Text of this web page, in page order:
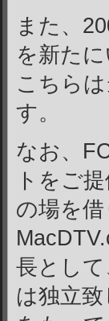
また、
を新たに
こちら
す。
なお、
トをご
の場を
長とし
は独立